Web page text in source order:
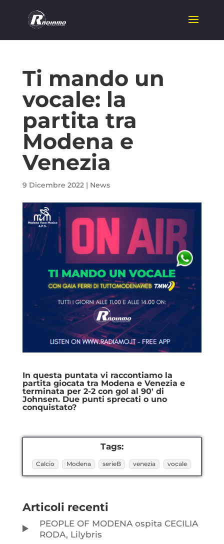
Ti mando un
vocale: la
partita tra
Modena e
Venezia
9 Dicembre 2022| News
In questa puntata vi raccontiamo la
partita giocata tra Modena e Venezia e
terminata per 2-2 con gol al 90′ di
Johnsen. Due punti sprecati o uno
conquistato?
Tags:
Calcio Modena serieB venezia vocale
Articoli recenti
PEOPLE OF MODENA ospita CECILIA
RODA, Lilybris